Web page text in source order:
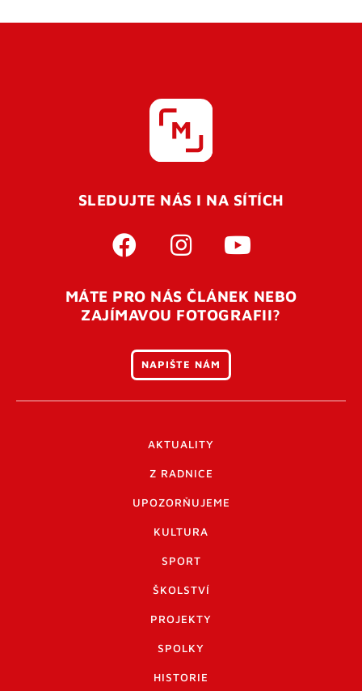
SLEDUJTE NÁS I NA SÍTÍCH
MÁTE PRO NÁS ČLÁNEK NEBO
ZAJÍMAVOU FOTOGRAFII?
NAPIŠTE NÁM
AKTUALITY
Z RADNICE
UPOZORŇUJEME
KULTURA
SPORT
ŠKOLSTVÍ
PROJEKTY
SPOLKY
HISTORIE